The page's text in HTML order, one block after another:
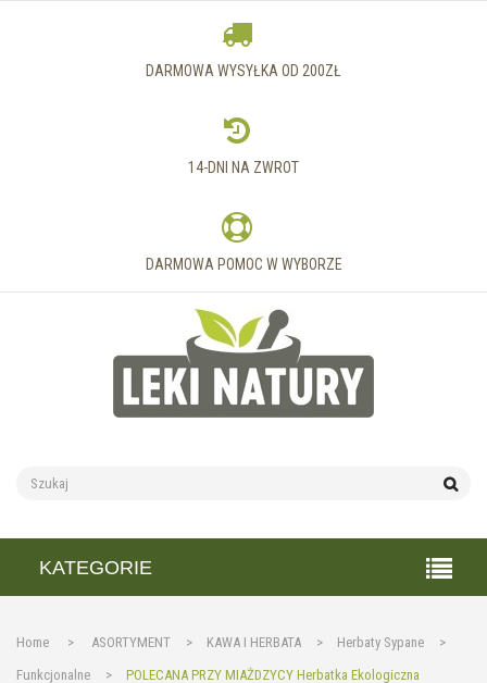
DARMOWA WYSYŁKA OD 200ZŁ
14-DNI NA ZWROT
DARMOWA POMOC W WYBORZE
KATEGORIE
Home > ASORTYMENT > KAWA I HERBATA > Herbaty Sypane
>
Funkcjonalne
> POLECANA PRZY MIAŻDZYCY Herbatka Ekologiczna